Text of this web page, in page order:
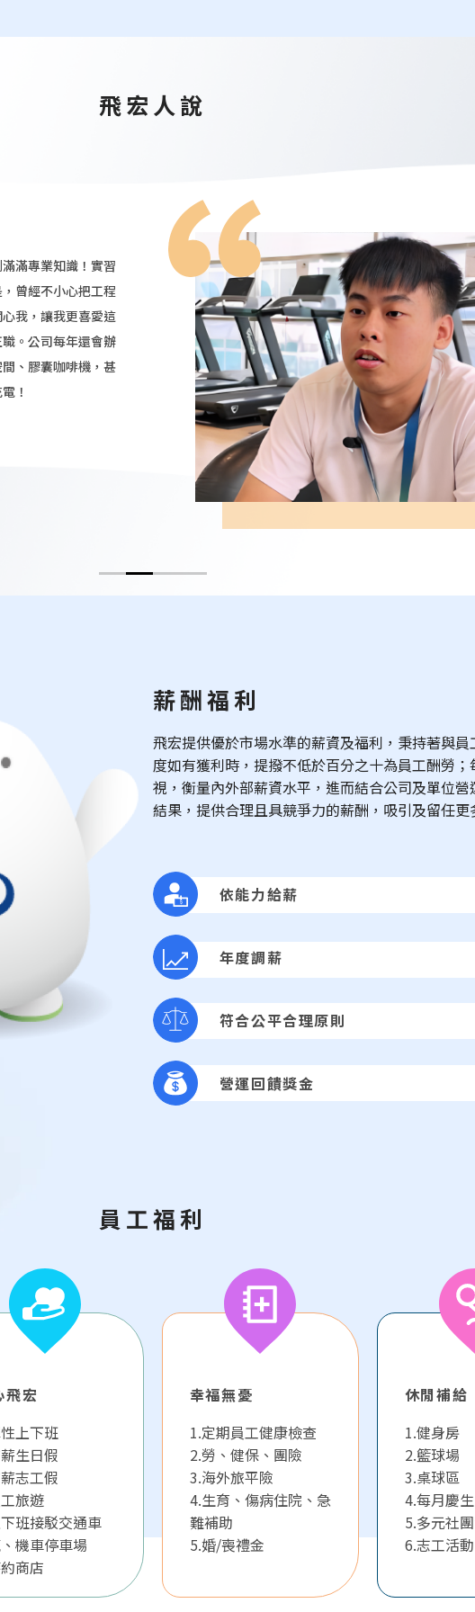
飛宏人說
滿專業知識！實習
曾經不小心把工程
我，讓我更喜愛這
。公司每年還會辦
、膠囊咖啡機，甚
！
薪酬福利
飛宏提供優於市場水準的薪資及福利，秉持著與
度如有獲利時，提撥不低於百分之十為員工酬勞
視，衡量內外部薪資水平，進而結合公司及單位
結果，提供合理且具競爭力的薪酬，吸引及留任
依能力給薪
年度調薪
符合公平合理原則
營運回饋獎金
員工福利
飛宏
上下班
生日假
志工假
旅遊
班接駁交通車
機車停車場
商店
幸福無憂
1.定期員工健康檢查
2.勞、健保、團險
3.海外旅平險
4.生育、傷病住院、急
難補助
5.婚/喪禮金
休閒補給
1.健身房
2.籃球場
3.桌球區
4.每月慶
5.多元社
6.志工活動